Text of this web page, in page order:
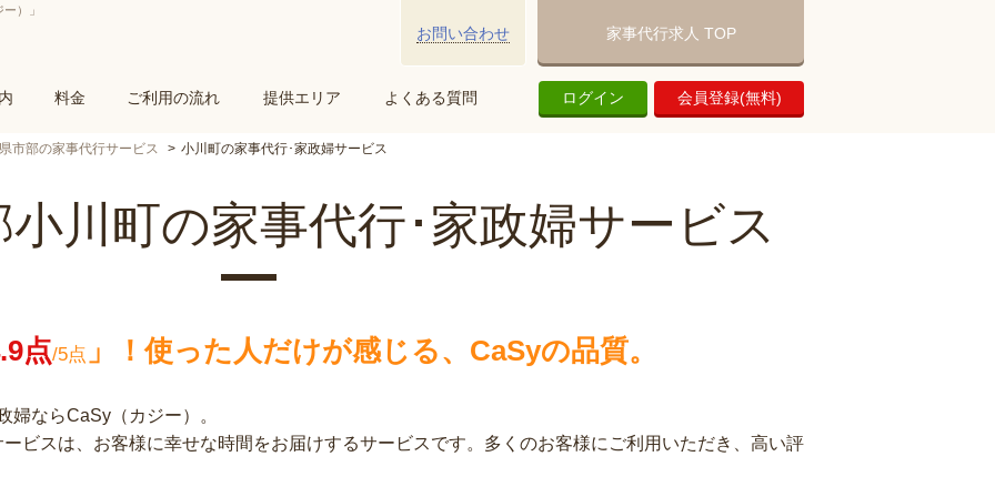
）」
料金 ご利用の流れ 提供エリア よくある質問 ログイン 会員登録(無料)
お問い合わせ 家事代行求人 TOP
市部の家事代行サービス 小川町の家事代行･家政婦サービス
川町の家事代行･家政婦サービス
点/5点 」！使った人だけが感じる、CaSyの品質。
婦ならCaSy（カジー）。
ビスは、お客様に幸せな時間をお届けするサービスです。多くのお客様にご利用いただき、高い評